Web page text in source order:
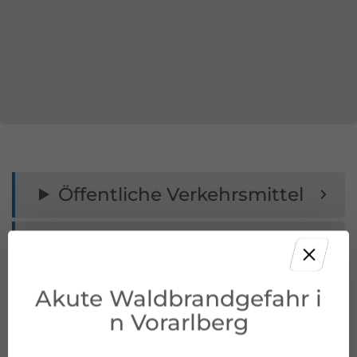
Öffentliche Verkehrsmittel
Wegbeschreibung
Akute Waldbrandgefahr i
n Vorarlberg